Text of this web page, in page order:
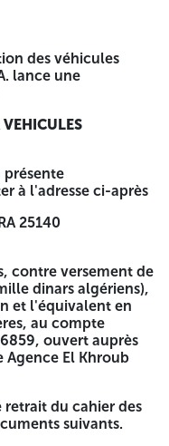
ZONE
DES
être strictement
la mention «
D'APPEL D'OFFRES
DES PNEUS
de préparation des
à la date de
à concurrence
et l'heure limite de
la durée de
de préparation des
suivant Les
par leurs offres
dix (90) jours. A -=-=-
NATIONAL
OUVERT
des véhicules
lance une
présente
à l'adresse ci-après
25140
contre versement de
dinars algériens),
et l'équivalent en
au compte
ouvert auprès
Agence El Khroub
retrait du cahier des
suivants.